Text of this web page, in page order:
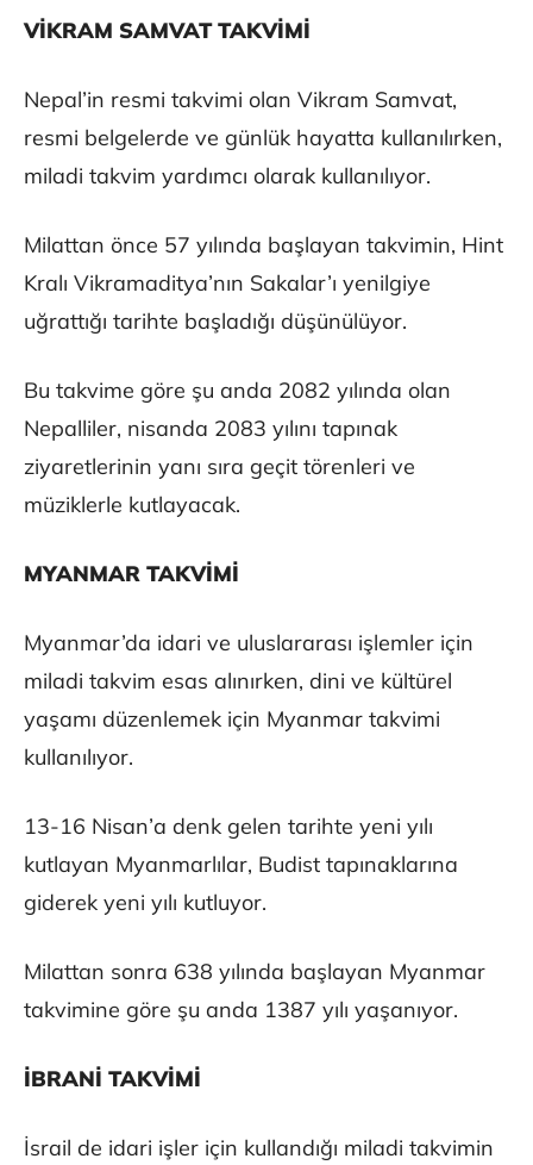
VİKRAM SAMVAT TAKVİMİ
Nepal’in resmi takvimi olan Vikram Samvat,
resmi belgelerde ve günlük hayatta kullanılırken,
miladi takvim yardımcı olarak kullanılıyor.
Milattan önce 57 yılında başlayan takvimin, Hint
Kralı Vikramaditya’nın Sakalar’ı yenilgiye
uğrattığı tarihte başladığı düşünülüyor.
Bu takvime göre şu anda 2082 yılında olan
Nepalliler, nisanda 2083 yılını tapınak
ziyaretlerinin yanı sıra geçit törenleri ve
müziklerle kutlayacak.
MYANMAR TAKVİMİ
Myanmar’da idari ve uluslararası işlemler için
miladi takvim esas alınırken, dini ve kültürel
yaşamı düzenlemek için Myanmar takvimi
kullanılıyor.
13-16 Nisan’a denk gelen tarihte yeni yılı
kutlayan Myanmarlılar, Budist tapınaklarına
giderek yeni yılı kutluyor.
Milattan sonra 638 yılında başlayan Myanmar
takvimine göre şu anda 1387 yılı yaşanıyor.
İBRANİ TAKVİMİ
İsrail de idari işler için kullandığı miladi takvimin